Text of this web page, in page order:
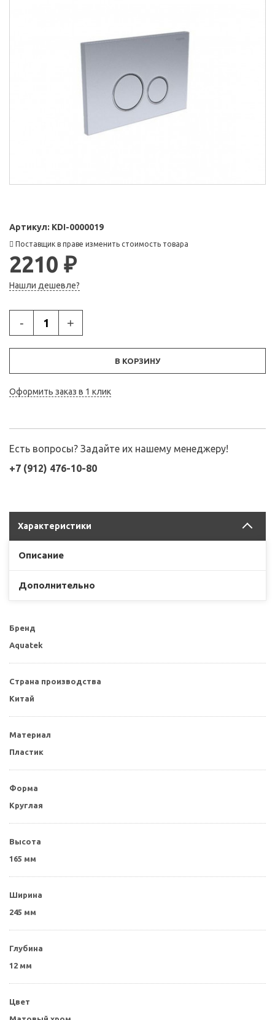
Артикул: KDI-0000019
Поставщик в праве изменить стоимость товара
2210 ₽
Нашли дешевле?
- +
В КОРЗИНУ
Оформить заказ в 1 клик
Есть вопросы? Задайте их нашему менеджеру!
+7 (912) 476-10-80
Характеристики
Описание
Дополнительно
Бренд
Aquatek
Страна производства
Китай
Материал
Пластик
Форма
Круглая
Высота
165 мм
Ширина
245 мм
Глубина
12 мм
Цвет